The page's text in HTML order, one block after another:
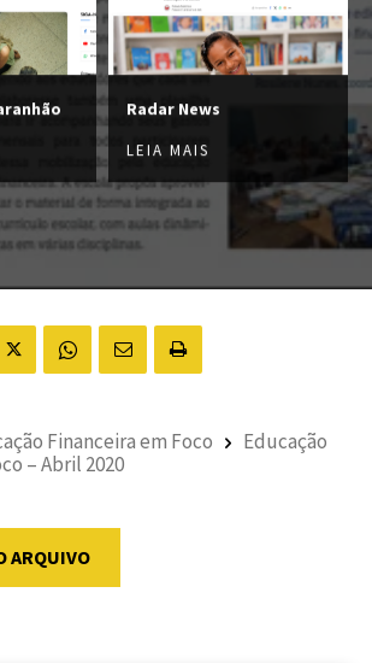
Radar News
LEIA MAIS
Financeira em Foco
Educação
– Abril 2020
ARQUIVO